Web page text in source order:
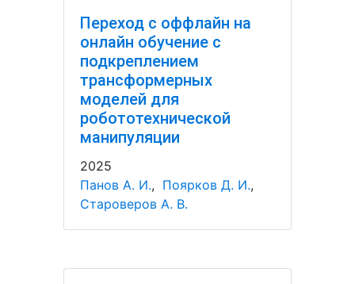
Переход с оффлайн на
онлайн обучение с
подкреплением
трансформерных
моделей для
робототехнической
манипуляции
2025
Панов А. И., Поярков Д. И.,
Староверов А. В.